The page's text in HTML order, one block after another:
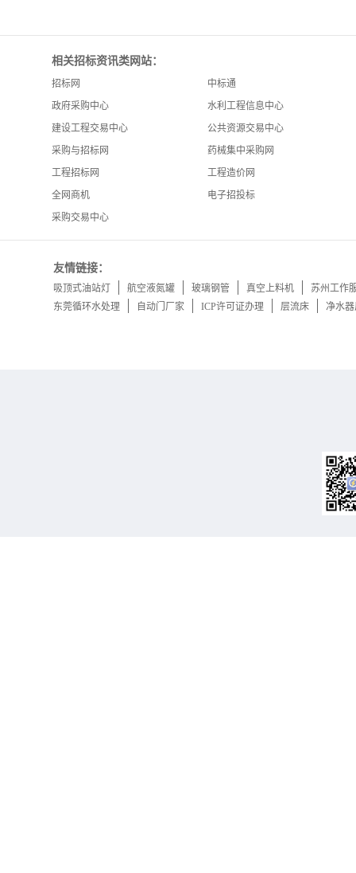
相关招标资讯类网站：
招标网
中标通
政府采购中心
水利工程信息中心
建设工程交易中心
公共资源交易中心
采购与招标网
药械集中采购网
工程招标网
工程造价网
全网商机
电子招投标
采购交易中心
友情链接：
吸顶式油站灯 航空液氮罐 玻璃钢管 真空上料机
苏州工作
东莞循环水处理
自动门厂家 ICP许可证办理 层流床 净水